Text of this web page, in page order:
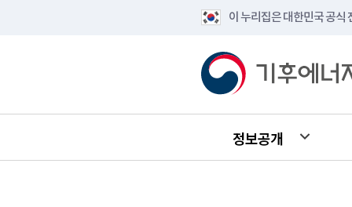
이 누리집은 대한민국 공식
정보공개